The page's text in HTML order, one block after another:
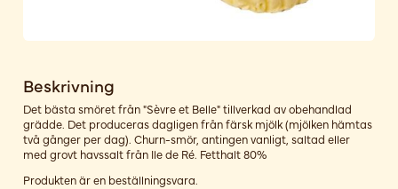
Beskrivning
Det bästa smöret från "Sèvre et Belle" tillverkad av obehandlad
grädde. Det produceras dagligen från färsk mjölk (mjölken hämtas
två gånger per dag). Churn-smör, antingen vanligt, saltad eller
med grovt havssalt från Ile de Ré. Fetthalt 80%
Produkten är en beställningsvara.